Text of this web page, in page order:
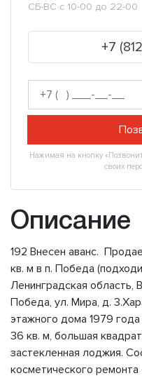
СБ-ВС с 10-00 до 22-00
+7
Нажимая на кнопку
своих
Описание
192 Внесен аванс.
кв. м в п. Победа
Ленинградская область,
Победа, ул. Мира, д.
этажного дома 1979
36 кв. м, большая
застекленная лоджия.
косметического